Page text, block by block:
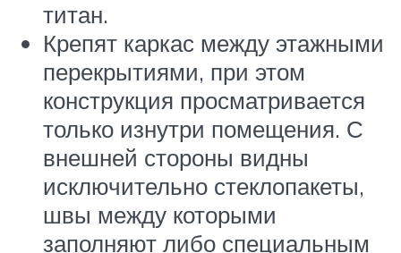
титан.
Крепят каркас между этажными
перекрытиями, при этом
конструкция просматривается
только изнутри помещения. С
внешней стороны видны
исключительно стеклопакеты,
швы между которыми
заполняют либо специальным